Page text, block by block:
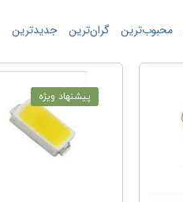
محبوب‌ترین گران‌ترین جدید‌‌ترین
پیشنهاد ویژه